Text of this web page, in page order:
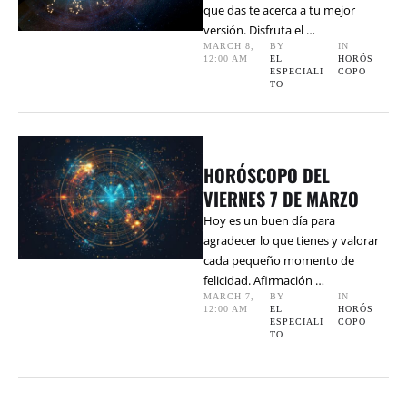
que das te acerca a tu mejor
versión. Disfruta el …
MARCH 8,
12:00 AM
BY
EL
ESPECIALI
TO
IN
HORÓS
COPO
HORÓSCOPO DEL
VIERNES 7 DE MARZO
Hoy es un buen día para
agradecer lo que tienes y valorar
cada pequeño momento de
felicidad. Afirmación …
MARCH 7,
12:00 AM
BY
EL
ESPECIALI
TO
IN
HORÓS
COPO